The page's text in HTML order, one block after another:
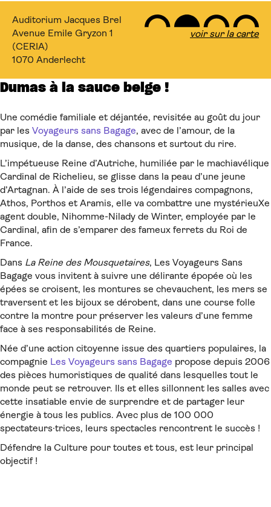
Auditorium Jacques Brel
Avenue Emile Gryzon 1
(CERIA)
1070 Anderlecht
voir sur la carte
Dumas à la sauce belge !
Une comédie familiale et déjantée, revisitée au goût du jour
par les Voyageurs sans Bagage, avec de l’amour, de la
musique, de la danse, des chansons et surtout du rire.
L’impétueuse Reine d’Autriche, humiliée par le machiavélique
Cardinal de Richelieu, se glisse dans la peau d’une jeune
d’Artagnan. À l’aide de ses trois légendaires compagnons,
Athos, Porthos et Aramis, elle va combattre une mystérieuXe
agent double, Nihomme-Nilady de Winter, employée par le
Cardinal, afin de s’emparer des fameux ferrets du Roi de
France.
Dans La Reine des Mousquetaires, Les Voyageurs Sans
Bagage vous invitent à suivre une délirante épopée où les
épées se croisent, les montures se chevauchent, les mers se
traversent et les bijoux se dérobent, dans une course folle
contre la montre pour préserver les valeurs d’une femme
face à ses responsabilités de Reine.
Née d’une action citoyenne issue des quartiers populaires, la
compagnie Les Voyageurs sans Bagage propose depuis 2006
des pièces humoristiques de qualité dans lesquelles tout le
monde peut se retrouver. Ils et elles sillonnent les salles avec
cette insatiable envie de surprendre et de partager leur
énergie à tous les publics. Avec plus de 100 000
spectateurs·trices, leurs spectacles rencontrent le succès !
Défendre la Culture pour toutes et tous, est leur principal
objectif !